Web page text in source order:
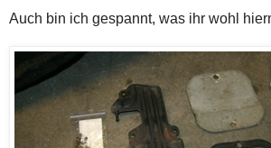
Auch bin ich gespannt, was ihr wohl